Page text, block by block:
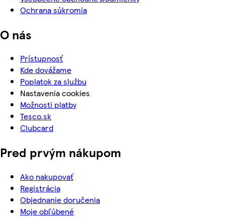
Ochrana súkromia
O nás
Prístupnosť
Kde dovážame
Poplatok za službu
Nastavenia cookies
Možnosti platby
Tesco.sk
Clubcard
Pred prvým nákupom
Ako nakupovať
Registrácia
Objednanie doručenia
Moje obľúbené